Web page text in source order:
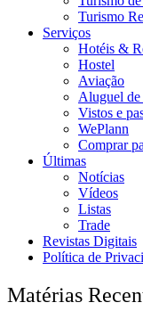
Turismo
Serviços
Hotéis &
Hostel
Aviação
Aluguel de
Vistos e
WePlann
Comprar
Últimas
Notícias
Vídeos
Listas
Trade
Revistas Digitais
Política de
Matérias